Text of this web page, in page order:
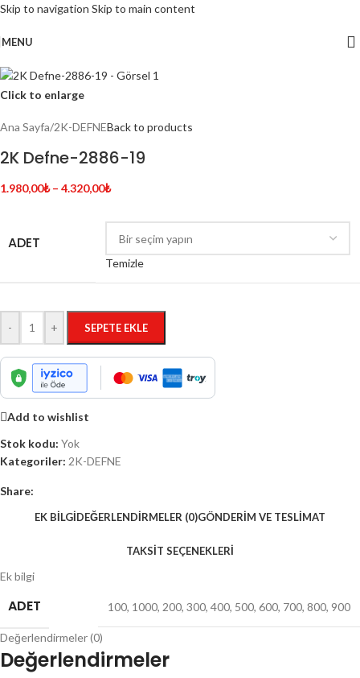
Skip to navigation Skip to main content
MENU
Click to enlarge
Ana Sayfa/2K-DEFNEBack to products
2K Defne-2886-19
1.980,00₺ – 4.320,00₺
ADET
Temizle
- + SEPETE EKLE
Add to wishlist
Stok kodu: Yok
Kategoriler: 2K-DEFNE
Share:
EK BILGIDEĞERLENDIRMELER (0)GÖNDERIM VE TESLIMAT
TAKSIT SEÇENEKLERI
Ek bilgi
ADET 100, 1000, 200, 300, 400, 500, 600, 700, 800, 900
Değerlendirmeler (0)
Değerlendirmeler